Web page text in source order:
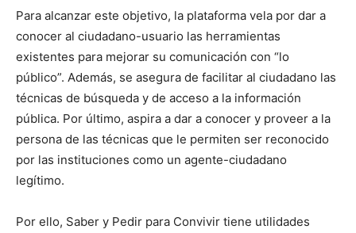
Para alcanzar este objetivo, la plataforma vela por dar a
conocer al ciudadano-usuario las herramientas
existentes para mejorar su comunicación con “lo
público”. Además, se asegura de facilitar al ciudadano las
técnicas de búsqueda y de acceso a la información
pública. Por último, aspira a dar a conocer y proveer a la
persona de las técnicas que le permiten ser reconocido
por las instituciones como un agente-ciudadano
legítimo.
Por ello, Saber y Pedir para Convivir tiene utilidades